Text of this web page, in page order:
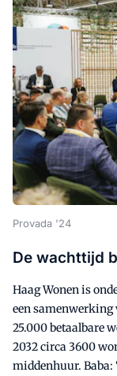
Provada '24
De wachttijd
Haag Wonen is
een samenwerking
25.000 betaalbare
2032 circa 3600
middenhuur. Baba: